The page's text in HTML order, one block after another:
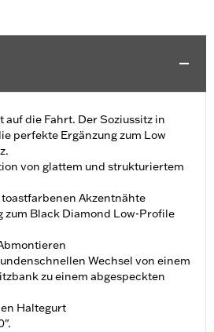
auf die Fahrt. Der Soziussitz in
perfekte Ergänzung zum Low
von glattem und strukturiertem
Akzentnähte
zum Black Diamond Low-Profile
Wechsel von einem
zu einem abgespeckten
Haltegurt